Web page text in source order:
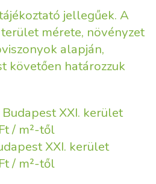
jellegűek. A
mérete, növényzet
alapján,
követően határozzuk
XXI. kerület
/ m²-től
XXI. kerület
/ m²-től